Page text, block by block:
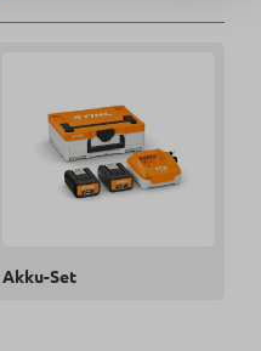
Akku-Set